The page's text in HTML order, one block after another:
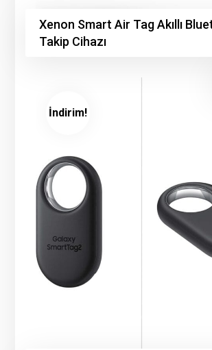
Xenon Smart Air Tag Akıllı
Takip Cihazı
İndirim!